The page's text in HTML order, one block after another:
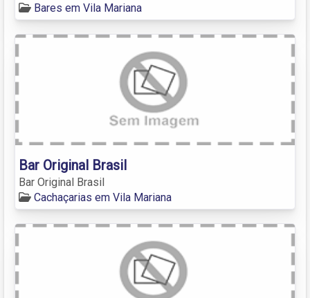
Bares em Vila Mariana
Bar Original Brasil
Bar Original Brasil
Cachaçarias em Vila Mariana